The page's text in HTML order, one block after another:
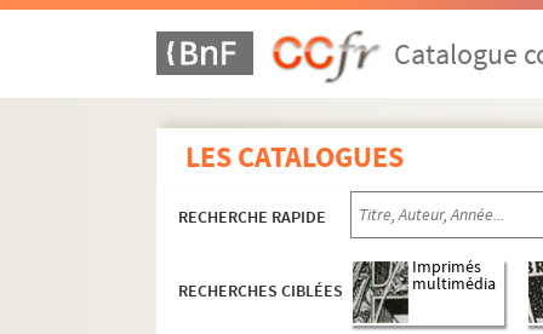
Catalogue
LES CATALOGUES
RECHERCHE RAPIDE
RECHERCHES CIBLÉES
Imprimés
multimédia